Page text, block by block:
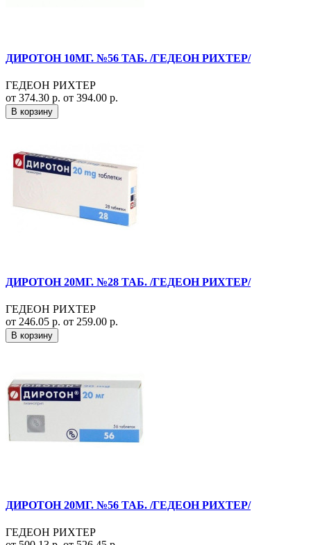
ДИРОТОН 10МГ. №56 ТАБ. /ГЕДЕОН РИХТЕР/
ГЕДЕОН РИХТЕР
от 374.30 р. от 394.00 р.
В корзину
ДИРОТОН 20МГ. №28 ТАБ. /ГЕДЕОН РИХТЕР/
ГЕДЕОН РИХТЕР
от 246.05 р. от 259.00 р.
В корзину
ДИРОТОН 20МГ. №56 ТАБ. /ГЕДЕОН РИХТЕР/
ГЕДЕОН РИХТЕР